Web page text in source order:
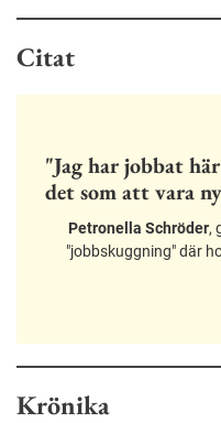
Citat
"Jag har jobbat
det som att vara
Petronella Schröder,
"jobbskuggning" där
Krönika